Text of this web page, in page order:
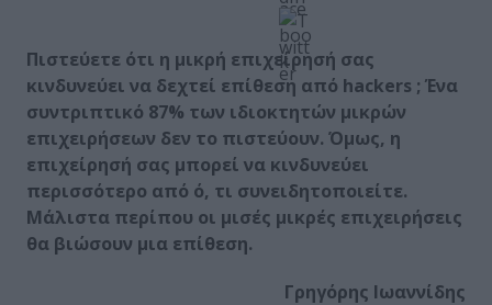
Πιστεύετε ότι η μικρή επιχείρησή σας
κινδυνεύει να δεχτεί επίθεση από hackers ; Ένα
συντριπτικό 87% των ιδιοκτητών μικρών
επιχειρήσεων δεν το πιστεύουν. Όμως, η
επιχείρησή σας μπορεί να κινδυνεύει
περισσότερο από ό, τι συνειδητοποιείτε.
Μάλιστα περίπου οι μισές μικρές επιχειρήσεις
θα βιώσουν μια επίθεση.
Γρηγόρης Ιωαννίδης